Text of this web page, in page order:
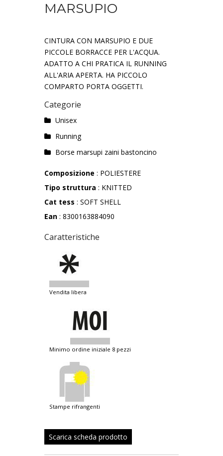
MARSUPIO
CINTURA CON MARSUPIO E DUE
PICCOLE BORRACCE PER L'ACQUA.
ADATTO A CHI PRATICA IL RUNNING
ALL'ARIA APERTA. HA PICCOLO
COMPARTO PORTA OGGETTI.
Categorie
Unisex
Running
Borse marsupi zaini bastoncino
Composizione : POLIESTERE
Tipo struttura : KNITTED
Cat tess : SOFT SHELL
Ean : 8300163884090
Caratteristiche
vendita libera
minimo ordine iniziale 8 pezzi
stampe rifrangenti
Scarica scheda prodotto